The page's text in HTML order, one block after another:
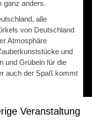
ganz anders.
alle
von Deutschland
Atmosphäre
und
und Grübeln für die
auch der Spaß kommt
Veranstaltung